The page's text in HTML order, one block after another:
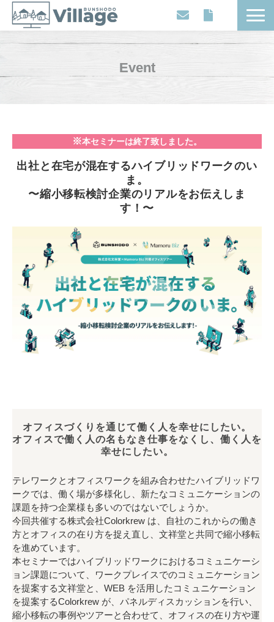
Workplaces
Movies
About
Event
※本セミナーは終了致しました。
出社と在宅が混在するハイブリッドワークのい
ま。
〜縮小移転検討企業のリアルをお伝えしま
す！〜
オフィスづくりを通じて働く人を幸せにしたい。
オフィスで働く人の名もなき仕事をなくし、働く人を
幸せにしたい。
テレワークとオフィスワークを組み合わせたハイブリッドワ
ークでは、働く場が多様化し、新たなコミュニケーションの
課題を持つ企業様も多いのではないでしょうか。
今回共催する株式会社Colorkrew は、自社のこれからの働き
方とオフィスの在り方を捉え直し、文祥堂と共同で縮小移転
を進めています。
本セミナーではハイブリッドワークにおけるコミュニケーシ
ョン課題について、ワークプレイスでのコミュニケーション
を提案する文祥堂と、WEB を活用したコミュニケーション
を提案するColorkrew が、パネルディスカッションを行い、
縮小移転の事例やツアーと合わせて、オフィスの在り方や運